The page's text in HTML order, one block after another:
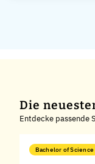
Die
Entdecke passende
Bachelor of Science